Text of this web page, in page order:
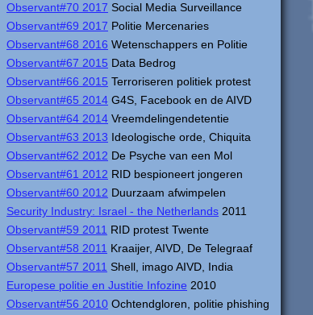
Observant#70 2017 Social Media Surveillance
Observant#69 2017 Politie Mercenaries
Observant#68 2016 Wetenschappers en Politie
Observant#67 2015 Data Bedrog
Observant#66 2015 Terroriseren politiek protest
Observant#65 2014 G4S, Facebook en de AIVD
Observant#64 2014 Vreemdelingendetentie
Observant#63 2013 Ideologische orde, Chiquita
Observant#62 2012 De Psyche van een Mol
Observant#61 2012 RID bespioneert jongeren
Observant#60 2012 Duurzaam afwimpelen
Security Industry: Israel - the Netherlands 2011
Observant#59 2011 RID protest Twente
Observant#58 2011 Kraaijer, AIVD, De Telegraaf
Observant#57 2011 Shell, imago AIVD, India
Europese politie en Justitie Infozine 2010
Observant#56 2010 Ochtendgloren, politie phishing